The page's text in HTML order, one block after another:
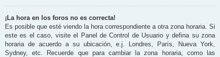
¡La hora en los foros no es correcta!
Es posible que esté viendo la hora correspondiente a otra zona horaria. Si
este es el caso, visite el Panel de Control de Usuario y defina su zona
horaria de acuerdo a su ubicación, e.j. Londres, París, Nueva York,
Sydney, etc. Recuerde que para cambiar la zona horaria, como las